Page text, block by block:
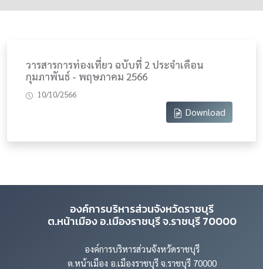
วารสารการท่องเที่ยว ฉบับที่ 2 ประจำเดือน
กุมภาพันธ์ - พฤษภาคม 2566
10/10/2566
Download
องค์การบริหารส่วนจังหวัดราชบุรี
ต.หน้าเมือง อ.เมืองราชบุรี จ.ราชบุรี 70000
องค์การบริหารส่วนจังหวัดราชบุรี
ต.หน้าเมือง อ.เมืองราชบุรี จ.ราชบุรี 70000